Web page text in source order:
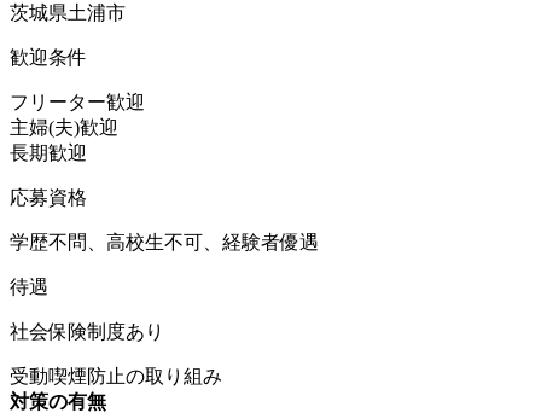
茨城県土浦市
歓迎条件
フリーター歓迎
主婦(夫)歓迎
長期歓迎
応募資格
学歴不問、高校生不可、経験者優遇
待遇
社会保険制度あり
受動喫煙防止の取り組み
対策の有無